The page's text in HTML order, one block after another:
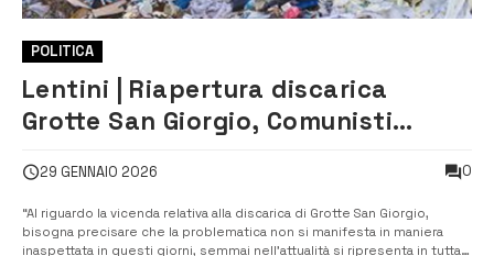
POLITICA
Lentini | Riapertura discarica
Grotte San Giorgio, Comunisti
“Auspichiamo che tutte le forze
politiche possano dare con azioni
concrete”
29 GENNAIO 2026 0
“Al riguardo la vicenda relativa alla discarica di Grotte San Giorgio,
bisogna precisare che la problematica non si manifesta in maniera
inaspettata in questi giorni, semmai nell’attualità si ripresenta in tutta